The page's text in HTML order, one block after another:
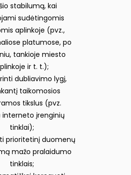
stabilumą, kai
sudėtingomis
aplinkoje (pvz.,
platumose, po
tankioje miesto
ir t. t.);
dubliavimo lygį,
taikomosios
tikslus (pvz.
interneto įrenginių
tinklai);
prioritetinį duomenų
mažo pralaidumo
tinklais;